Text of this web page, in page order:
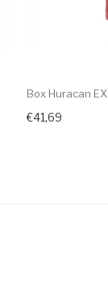
Box Huracan EX
€41,69